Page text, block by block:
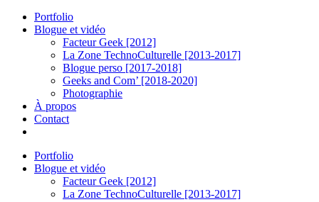
Menu
Portfolio
Blogue et vidéo
Facteur Geek [2012]
La Zone TechnoCulturelle [2013-2017]
Blogue perso [2017-2018]
Geeks and Com’ [2018-2020]
Photographie
À propos
Contact
Portfolio
Blogue et vidéo
Facteur Geek [2012]
La Zone TechnoCulturelle [2013-2017]